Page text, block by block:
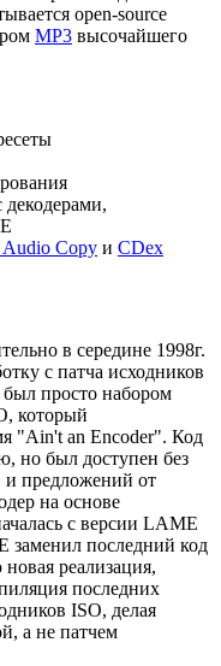
open-source
MP3 высочайшего
декодерами,
Audio Copy и CDex
в середине 1998г.
с патча исходников
просто набором
который
"Ain't an Encoder". Код
но был доступен без
предложений от
на основе
с версии LAME
заменил последний код
реализация,
последних
ISO, делая
а не патчем